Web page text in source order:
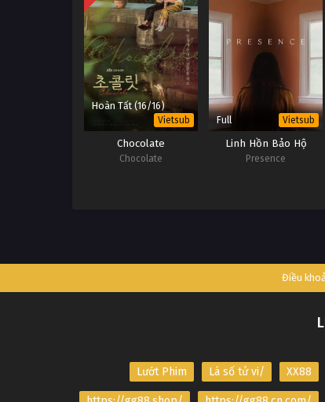
Hoàn Tất (16/16)
Vietsub
Chocolate
Chocolate
Full Vietsub
Linh Hồn Bảo Hộ
Presence
Điều
Lướt Phim Lá số tử vi/ XX88